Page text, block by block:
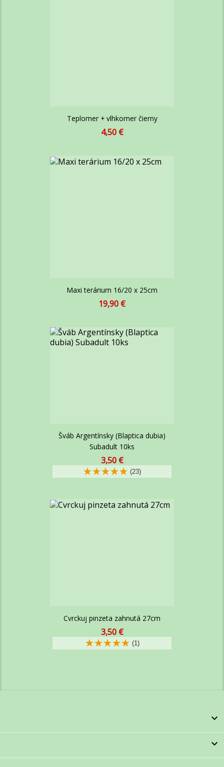
Teplomer + vlhkomer čierny
Cena
4,50 €
Maxi terárium 16/20 x 25cm
Cena
19,90 €
Šváb Argentínsky (Blaptica dubia)
Subadult 10ks
Cena
za
kus
3,50 €
(23)
Cvrckuj pinzeta zahnutá 27cm
Cena
za
kus
3,50 €
(1)

